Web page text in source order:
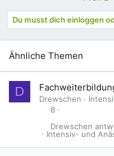
Du musst dich einloggen
Ähnliche Themen
D Drewschen
8
Intensiv- und
Drewschen